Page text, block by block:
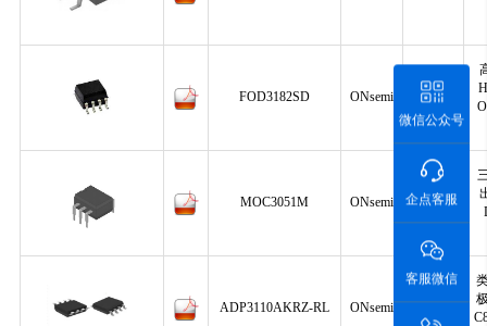
FOD3182SD ONsemi SMT-8
MOC3051M ONsemi PDIP-6
ADP3110AKRZ-RL ONsemi SOP-8
微信公众号
企点客服
客服微信